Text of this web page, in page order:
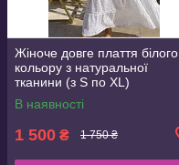
Жіноче довге плаття білого
кольору з натуральної
тканини (з S по XL)
В наявності
1 500 ₴ 1 750 ₴